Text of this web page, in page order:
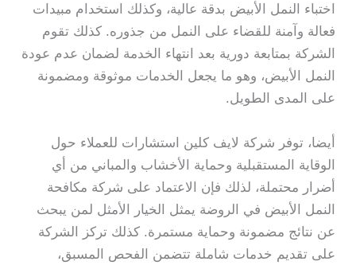
اختباء النمل الأبيض بدقة عالية، وكذلك استخدام مبيدات
فعالة وآمنة للقضاء على النمل من جذوره. كذلك تقوم
الشركة بمتابعة دورية بعد انتهاء الخدمة لضمان عدم عودة
النمل الأبيض، وهو ما يجعل الخدمات موثوقة ومضمونة
على المدى الطويل.
أيضا، توفر شركة لايف كلين استشارات للعملاء حول
الوقاية المستقبلية وحماية الأخشاب والمباني من أي
أضرار محتملة، لذلك فإن الاعتماد على شركة مكافحة
النمل الأبيض في الروضة يمثل الخيار الأمثل لمن يبحث
عن نتائج مضمونة وحماية مستمرة. كذلك تركز الشركة
على تقديم خدمات شاملة تتضمن الفحص المسبق،